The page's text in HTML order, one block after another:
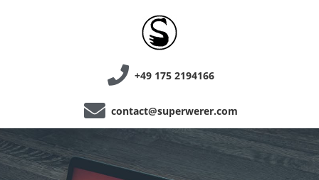
+49 175 2194166
contact@superwerer.com